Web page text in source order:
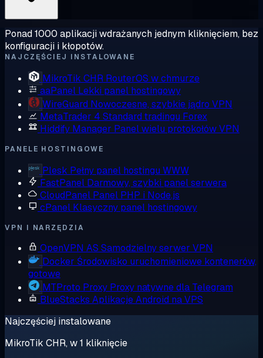
Ponad 1000 aplikacji wdrażanych jednym kliknięciem, bez
konfiguracji i kłopotów.
NAJCZĘŚCIEJ INSTALOWANE
MikroTik CHR RouterOS w chmurze
aaPanel Lekki panel hostingowy
WireGuard Nowoczesne, szybkie jądro VPN
MetaTrader 4 Standard tradingu Forex
Hiddify Manager Panel wielu protokołów VPN
PANELE HOSTINGOWE
Plesk Pełny panel hostingu WWW
FastPanel Darmowy, szybki panel serwera
CloudPanel Panel PHP i Node.js
cPanel Klasyczny panel hostingowy
VPN I NARZĘDZIA
OpenVPN AS Samodzielny serwer VPN
Docker Środowisko uruchomieniowe kontenerów,
gotowe
MTProto Proxy Proxy natywne dla Telegram
BlueStacks Aplikacje Android na VPS
Najczęściej instalowane
MikroTik CHR, w 1 kliknięcie